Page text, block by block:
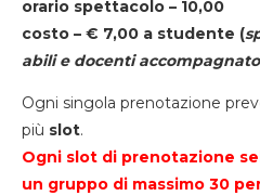
orario spettacolo – 10,00
costo – € 7,00 a studente (
abili e docenti
Ogni singola prenotazione
più slot.
Ogni slot di prenotazione
un gruppo di massimo 30